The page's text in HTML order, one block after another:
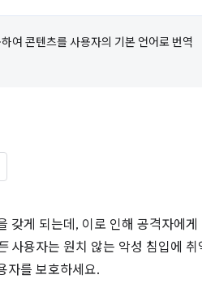
여 콘텐츠를 사용자의 기본 언어로 번역
갖게 되는데, 이로 인해 공격자에
사용자는 원치 않는 악성 침입에
자를 보호하세요.